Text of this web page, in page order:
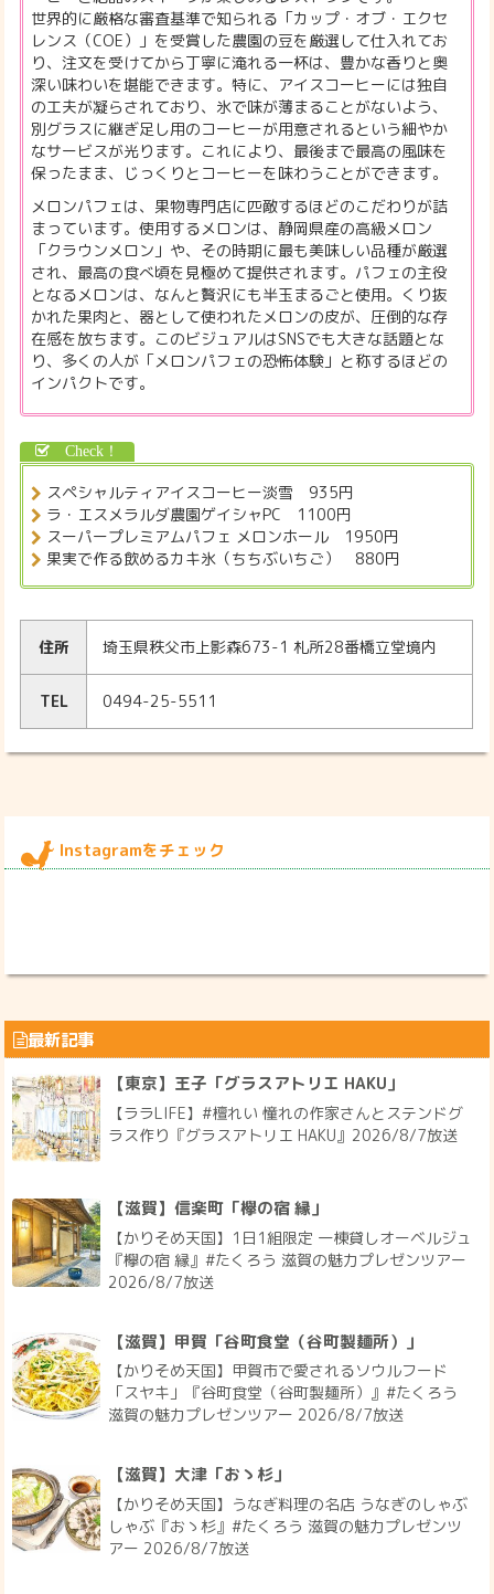
世界的に厳格な審査基準で知られる「カップ・オブ・エクセ
レンス（COE）」を受賞した農園の豆を厳選して仕入れてお
り、注文を受けてから丁寧に淹れる一杯は、豊かな香りと奥
深い味わいを堪能できます。特に、アイスコーヒーには独自
の工夫が凝らされており、氷で味が薄まることがないよう、
別グラスに継ぎ足し用のコーヒーが用意されるという細やか
なサービスが光ります。これにより、最後まで最高の風味を
保ったまま、じっくりとコーヒーを味わうことができます。
メロンパフェは、果物専門店に匹敵するほどのこだわりが詰
まっています。使用するメロンは、静岡県産の高級メロン
「クラウンメロン」や、その時期に最も美味しい品種が厳選
され、最高の食べ頃を見極めて提供されます。パフェの主役
となるメロンは、なんと贅沢にも半玉まるごと使用。くり抜
かれた果肉と、器として使われたメロンの皮が、圧倒的な存
在感を放ちます。このビジュアルはSNSでも大きな話題とな
り、多くの人が「メロンパフェの恐怖体験」と称するほどの
インパクトです。
スペシャルティアイスコーヒー淡雪 935円
ラ・エスメラルダ農園ゲイシャPC 1100円
スーパープレミアムパフェ メロンホール 1950円
果実で作る飲めるカキ氷（ちちぶいちご） 880円
住所 埼玉県秩父市上影森673-1 札所28番橋立堂境内
TEL 0494-25-5511
Instagramをチェック
最新記事
【東京】王子「グラスアトリエ HAKU」
【ララLIFE】#檀れい 憧れの作家さんとステンドグ
ラス作り『グラスアトリエ HAKU』2026/8/7放送
【滋賀】信楽町「欅の宿 縁」
【かりそめ天国】1日1組限定 一棟貸しオーベルジュ
『欅の宿 縁』#たくろう 滋賀の魅力プレゼンツアー
2026/8/7放送
【滋賀】甲賀「谷町食堂（谷町製麺所）」
【かりそめ天国】甲賀市で愛されるソウルフード
「スヤキ」『谷町食堂（谷町製麺所）』#たくろう
滋賀の魅力プレゼンツアー 2026/8/7放送
【滋賀】大津「おゝ杉」
【かりそめ天国】うなぎ料理の名店 うなぎのしゃぶ
しゃぶ『おゝ杉』#たくろう 滋賀の魅力プレゼンツ
アー 2026/8/7放送